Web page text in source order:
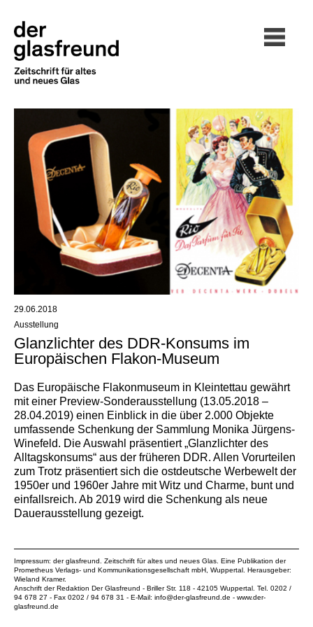
29.06.2018
Ausstellung
Glanzlichter des DDR-Konsums im
Europäischen Flakon-Museum
Das Europäische Flakonmuseum in Kleintettau gewährt
mit einer Preview-Sonderausstellung (13.05.2018 –
28.04.2019) einen Einblick in die über 2.000 Objekte
umfassende Schenkung der Sammlung Monika Jürgens-
Winefeld. Die Auswahl präsentiert „Glanzlichter des
Alltagskonsums“ aus der früheren DDR. Allen Vorurteilen
zum Trotz präsentiert sich die ostdeutsche Werbewelt der
1950er und 1960er Jahre mit Witz und Charme, bunt und
einfallsreich. Ab 2019 wird die Schenkung als neue
Dauerausstellung gezeigt.
Impressum: der glasfreund. Zeitschrift für altes und neues Glas. Eine Publikation der
Prometheus Verlags- und Kommunikationsgesellschaft mbH , Wuppertal. Herausgeber:
Wieland Kramer.
Anschrift der Redaktion Der Glasfreund - Briller Str. 118 - 42105 Wuppertal. Tel. 0202 /
94 678 27 - Fax 0202 / 94 678 31 - E-Mail: info@der-glasfreund.de - www.der-
glasfreund.de